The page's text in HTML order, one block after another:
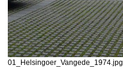
01_Helsingoer_Vangede_1974.jpg